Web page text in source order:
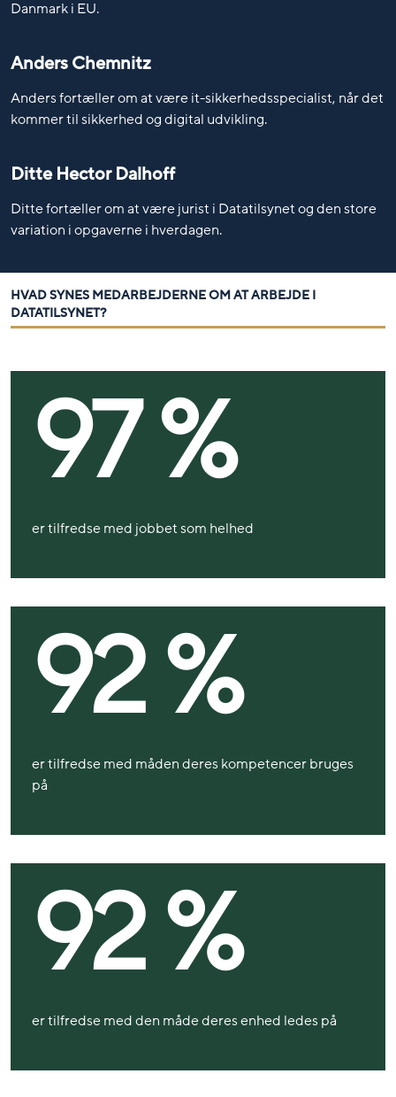
Danmark i EU.
Anders Chemnitz
Anders fortæller om at være it-sikkerhedsspecialist, når det
kommer til sikkerhed og digital udvikling.
Ditte Hector Dalhoff
Ditte fortæller om at være jurist i Datatilsynet og den store
variation i opgaverne i hverdagen.
HVAD SYNES MEDARBEJDERNE OM AT ARBEJDE I
DATATILSYNET?
97 %
er tilfredse med jobbet som helhed
92 %
er tilfredse med måden deres kompetencer bruges
på
92 %
er tilfredse med den måde deres enhed ledes på